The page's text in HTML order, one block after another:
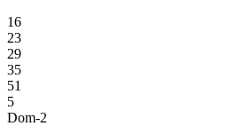
16
23
29
35
51
5
Dom-2